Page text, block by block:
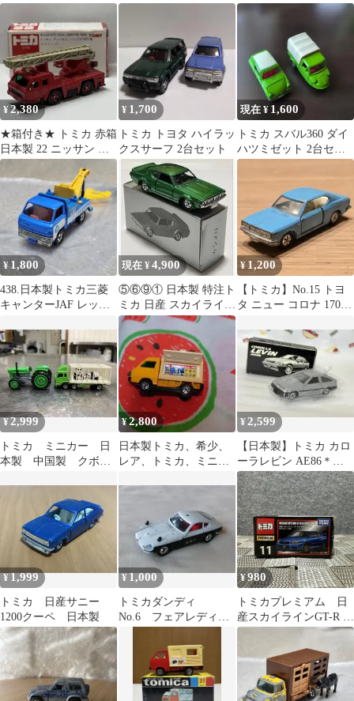
コスカ
¥2,380
★箱付き★ トミカ 赤箱
日本製 22 ニッサン デ
ィーゼル ハシゴ付消防
車
¥ 1,700
トミカ トヨタ ハイラッ
クスサーフ 2台セット
現在 ¥ 1,600
トミカ スバル360 ダイ
ハツミゼット 2台セッ
ト 日本製
¥1,800
438.日本製トミカ三菱
キャンターJAF レッカ
現在 ¥4,900
⑤⑥⑨① 日本製 特注ト
ミカ 日産 スカイライン
2000GT
¥ 1,200
【トミカ】No.15 トヨ
タ ニュー コロナ 1700
製
¥2,999
トミカ ミニカー 日
本製 中国製 クボタ
¥2,800
日本製トミカ、希少、
レア、トミカ、ミニカ
¥2,599
【日本製】トミカ カロ
ーラレビン AE86＊トヨ
タ博物館 限定品＊
¥1,999
トミカ 日産サニー
1200クーペ 日本製
¥1,000
トミカダンディ
No.6 フェアレディ
¥980
トミカプレミアム 日
産スカイラインGT-R V-
SPEC II Nur